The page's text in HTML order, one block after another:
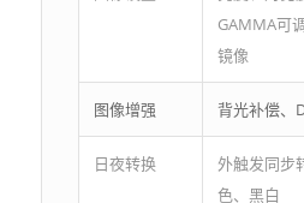
GAMMA可
镜像
图像增强 背光补偿、
日夜转换
外触发同步
色、黑白